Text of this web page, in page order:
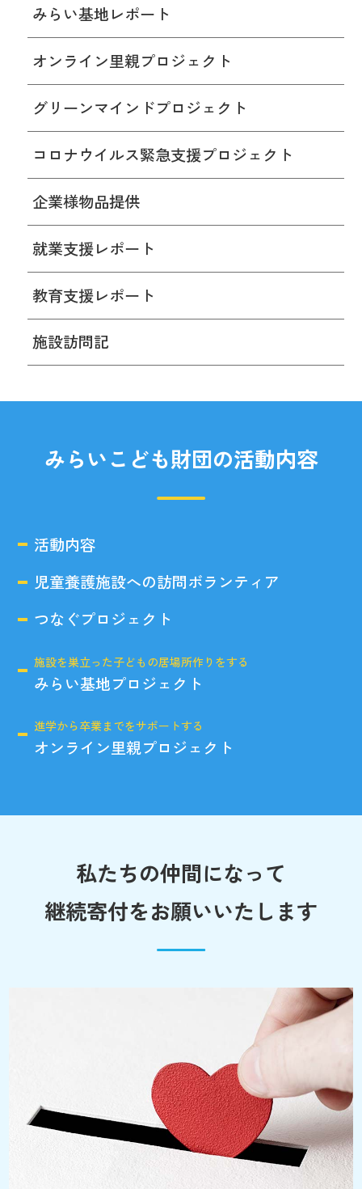
みらい基地レポート
オンライン里親プロジェクト
グリーンマインドプロジェクト
コロナウイルス緊急支援プロジェクト
企業様物品提供
就業支援レポート
教育支援レポート
施設訪問記
みらいこども財団の活動内容
活動内容
児童養護施設への訪問ボランティア
つなぐプロジェクト
施設を巣立った子どもの居場所作りをする
みらい基地プロジェクト
進学から卒業までをサポートする
オンライン里親プロジェクト
私たちの仲間になって
継続寄付をお願いいたします